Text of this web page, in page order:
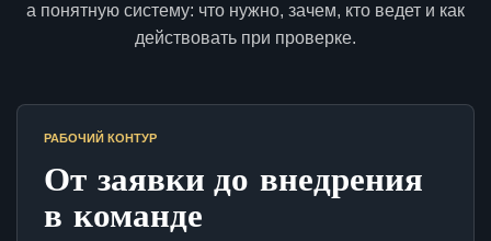
а понятную систему: что нужно, зачем, кто ведет и как
действовать при проверке.
РАБОЧИЙ КОНТУР
От заявки до внедрения
в команде